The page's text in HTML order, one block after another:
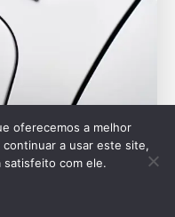
após reflexos
oferecemos a melhor
a usar este site,
satisfeito com ele.